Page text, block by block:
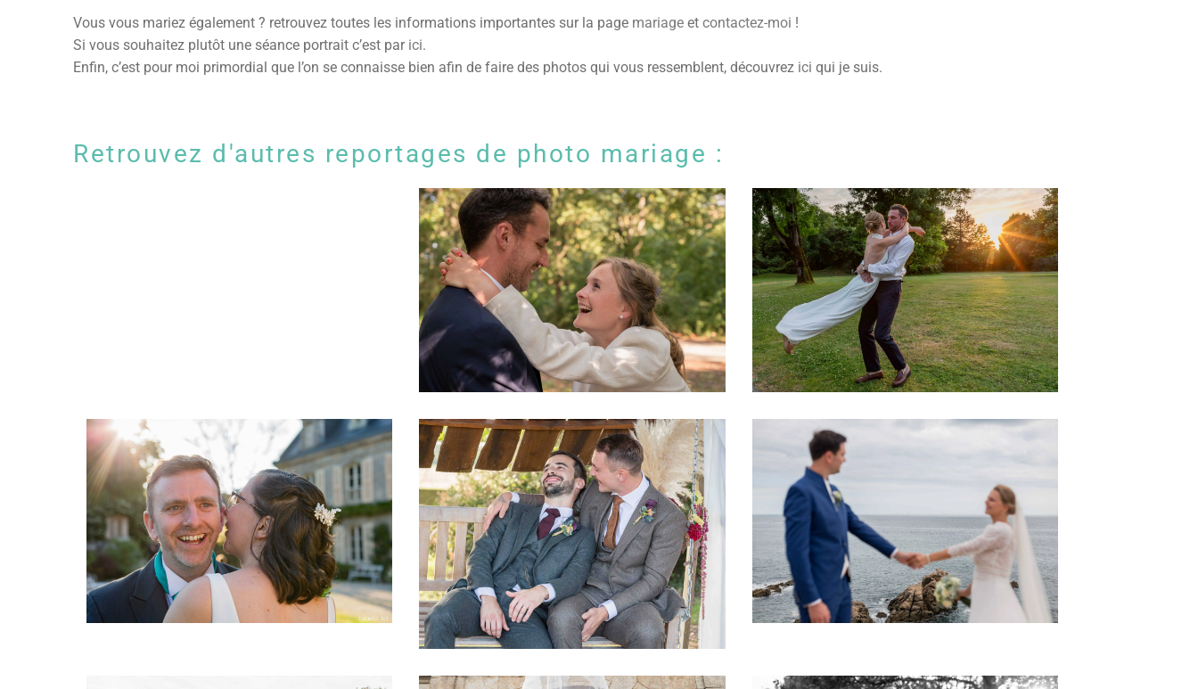
Vous vous mariez également ? retrouvez toutes les informations importantes sur la page mariage et contactez-moi !
Si vous souhaitez plutôt une séance portrait c’est par ici.
Enfin, c’est pour moi primordial que l’on se connaisse bien afin de faire des photos qui vous ressemblent, découvrez ici qui je suis.
Retrouvez d'autres reportages de photo mariage :